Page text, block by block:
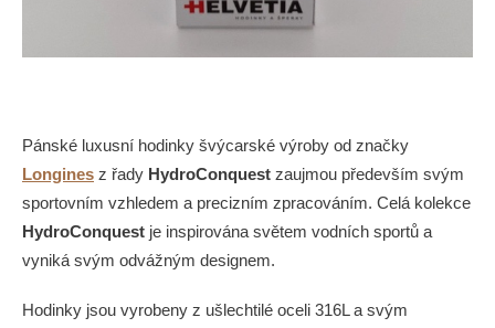
Pánské luxusní hodinky švýcarské výroby od značky
Longines z řady HydroConquest zaujmou především svým
sportovním vzhledem a precizním zpracováním. Celá kolekce
HydroConquest je inspirována světem vodních sportů a
vyniká svým odvážným designem.
Hodinky jsou vyrobeny z ušlechtilé oceli 316L a svým